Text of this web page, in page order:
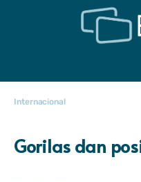
Internacional
Gorilas dan